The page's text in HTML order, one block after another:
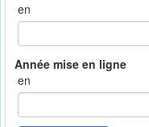
en
en